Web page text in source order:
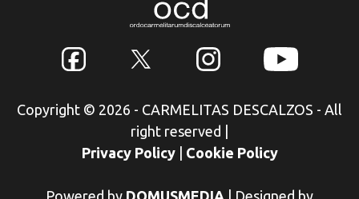
Copyright © 2026 - CARMELITAS DESCALZOS - All
right reserved
Privacy Policy
Cookie Policy
Powered by DOMUSMEDIA Designed by